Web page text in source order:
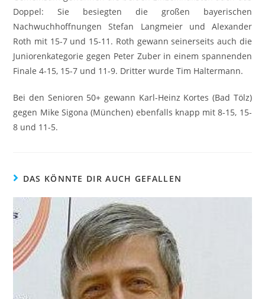
Doppel: Sie besiegten die großen bayerischen
Nachwuchhoffnungen Stefan Langmeier und Alexander
Roth mit 15-7 und 15-11. Roth gewann seinerseits auch die
Juniorenkategorie gegen Peter Zuber in einem spannenden
Finale 4-15, 15-7 und 11-9. Dritter wurde Tim Haltermann.
Bei den Senioren 50+ gewann Karl-Heinz Kortes (Bad Tölz)
gegen Mike Sigona (München) ebenfalls knapp mit 8-15, 15-
8 und 11-5.
DAS KÖNNTE DIR AUCH GEFALLEN